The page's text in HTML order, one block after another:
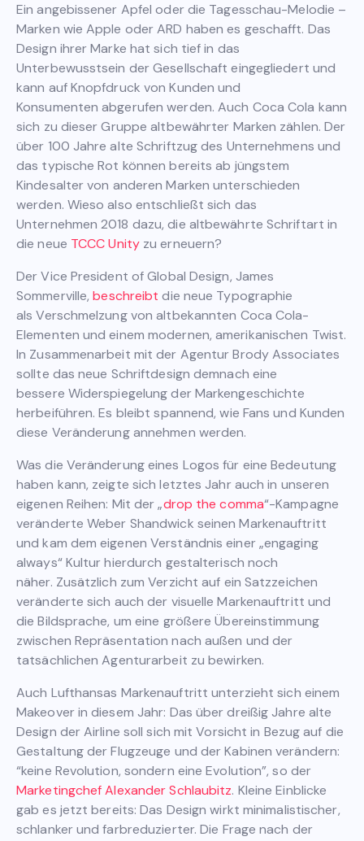
Ein angebissener Apfel oder die Tagesschau-Melodie –
Marken wie Apple oder ARD haben es geschafft. Das
Design ihrer Marke hat sich tief in das
Unterbewusstsein der Gesellschaft eingegliedert und
kann auf Knopfdruck von Kunden und
Konsumenten abgerufen werden. Auch Coca Cola kann
sich zu dieser Gruppe altbewährter Marken zählen. Der
über 100 Jahre alte Schriftzug des Unternehmens und
das typische Rot können bereits ab jüngstem
Kindesalter von anderen Marken unterschieden
werden. Wieso also entschließt sich das
Unternehmen 2018 dazu, die altbewährte Schriftart in
die neue TCCC Unityzu erneuern?
Der Vice President of Global Design, James
Sommerville,beschreibtdie neue Typographie
als Verschmelzung von altbekannten Coca Cola-
Elementen und einem modernen, amerikanischen Twist.
In Zusammenarbeit mit der Agentur Brody Associates
sollte das neue Schriftdesign demnach eine
bessere Widerspiegelung der Markengeschichte
herbeiführen. Es bleibt spannend, wie Fans und Kunden
diese Veränderung annehmen werden.
Was die Veränderung eines Logos für eine Bedeutung
haben kann, zeigte sich letztes Jahr auch in unseren
eigenen Reihen: Mit der „drop the comma“-Kampagne
veränderte Weber Shandwick seinen Markenauftritt
und kam dem eigenen Verständnis einer „engaging
always“ Kultur hierdurch gestalterisch noch
näher. Zusätzlich zum Verzicht auf ein Satzzeichen
veränderte sich auch der visuelle Markenauftritt und
die Bildsprache, um eine größere Übereinstimmung
zwischen Repräsentation nach außen und der
tatsächlichen Agenturarbeit zu bewirken.
Auch Lufthansas Markenauftritt unterzieht sich einem
Makeover in diesem Jahr: Das über dreißig Jahre alte
Design der Airline soll sich mit Vorsicht in Bezug auf die
Gestaltung der Flugzeuge und der Kabinen verändern:
“keine Revolution, sondern eine Evolution”, so der
Marketingchef Alexander Schlaubitz. Kleine Einblicke
gab es jetzt bereits: Das Design wirkt minimalistischer,
schlanker und farbreduzierter. Die Frage nach der